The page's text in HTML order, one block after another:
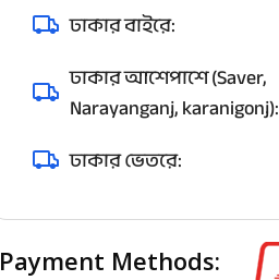
ঢাকার বাইরে:
ঢাকার আশেপাশে (Saver,
Narayanganj, karanigonj):
ঢাকার ভেতরে:
Payment Methods: